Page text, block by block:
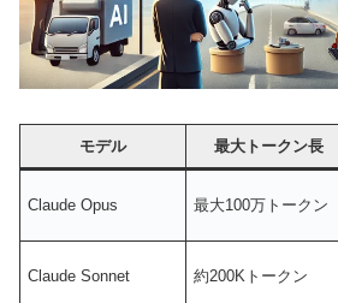
モデル 最大トークン長
Claude Opus 最大100万トークン
Claude Sonnet 約200Kトークン